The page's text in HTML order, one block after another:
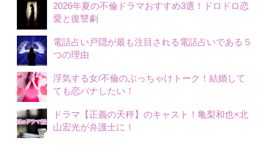
2026年夏の不倫ドラマおすすめ3選！ドロドロ恋
愛と復讐劇
電話占い戸隠が最も注目される電話占いである５
つの理由
浮気する女/不倫のぶっちゃけトーク！結婚して
ても恋バナしたい！
ドラマ【正義の天秤】のキャスト！亀梨和也×北
山宏光が弁護士に！